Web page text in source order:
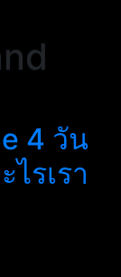
4 วัน
รเรา